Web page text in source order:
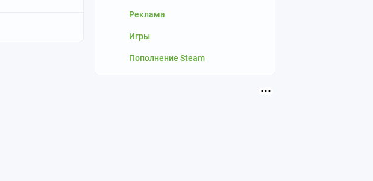
Реклама
Игры
Пополнение Steam